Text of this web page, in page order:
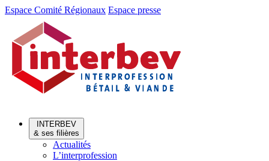
Aller
Aller
contenu
Espace Comité Régionaux Espace presse
INTERBEV
& ses filières
Actualités
L’interprofession